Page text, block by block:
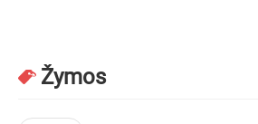
Žymos